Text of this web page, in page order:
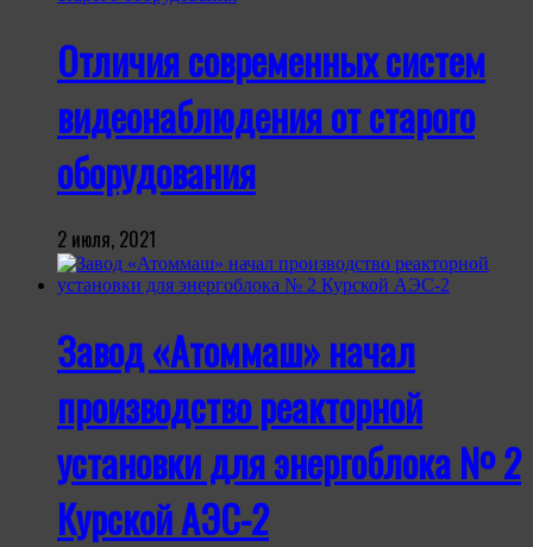
Отличия современных систем
видеонаблюдения от старого
оборудования
2 июля, 2021
Завод «Атоммаш» начал
производство реакторной
установки для энергоблока № 2
Курской АЭС-2